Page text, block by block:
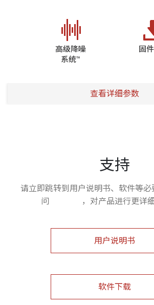
高级降噪
系统™
固
查看详细参数
支持
请立即跳转到用户说明书、软件等
问
，对产品进行更详
用户说明书
软件下载